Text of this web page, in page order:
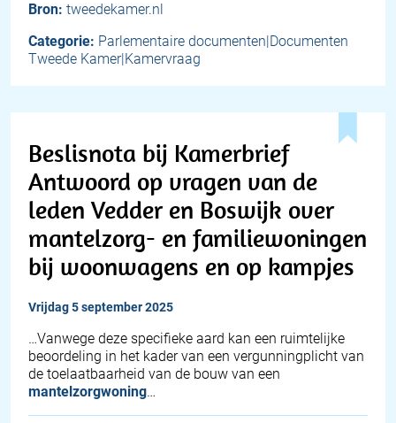
Bron: tweedekamer.nl
Categorie: Parlementaire documenten|Documenten
Tweede Kamer|Kamervraag
Beslisnota bij Kamerbrief
Antwoord op vragen van de
leden Vedder en Boswijk over
mantelzorg- en familiewoningen
bij woonwagens en op kampjes
vrijdag 5 september 2025
…Vanwege deze specifieke aard kan een ruimtelijke
beoordeling in het kader van een vergunningplicht van
de toelaatbaarheid van de bouw van een
mantelzorgwoning…